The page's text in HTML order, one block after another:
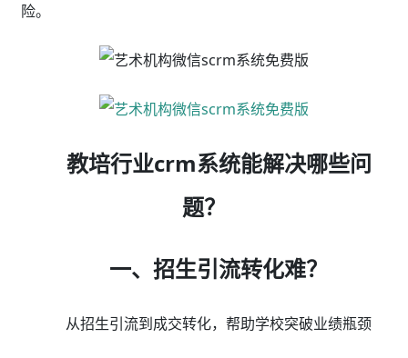
险。
教培行业crm系统能解决哪些问
题？
一、招生引流转化难？
从招生引流到成交转化，帮助学校突破业绩瓶颈